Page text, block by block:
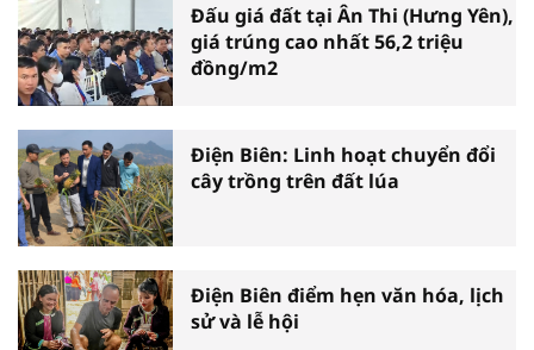
Đấu giá đất tại Ân Thi (Hưng Yên),
giá trúng cao nhất 56,2 triệu
đồng/m2
Điện Biên: Linh hoạt chuyển đổi
cây trồng trên đất lúa
Điện Biên điểm hẹn văn hóa, lịch
sử và lễ hội